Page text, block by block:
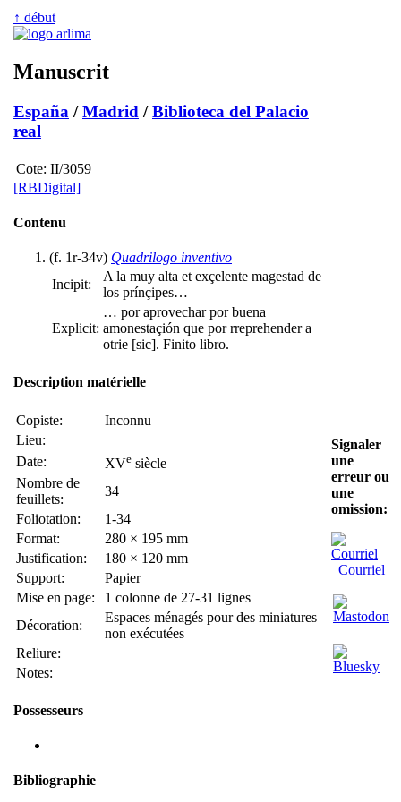
↑ début
Manuscrit
España /Madrid /Biblioteca del Palacio
real
Cote: II/3059
[RBDigital]
Contenu
(f. 1r-34v) Quadrilogo inventivo
Incipit:
A la muy alta et exçelente magestad de
los prínçipes…
Explicit:
… por aprovechar por buena
amonestaçión que por rreprehender a
otrie [sic]. Finito libro.
Description matérielle
Copiste:
Inconnu
Lieu:
Date:
XVe siècle
Nombre de
feuillets:
34
Foliotation:
1-34
Format:
280 × 195 mm
Justification:
180 × 120 mm
Support:
Papier
Mise en page:
1 colonne de 27-31 lignes
Décoration:
Espaces ménagés pour des miniatures
non exécutées
Reliure:
Notes:
Possesseurs
Bibliographie
Signaler
une
erreur ou
une
omission:
Courriel